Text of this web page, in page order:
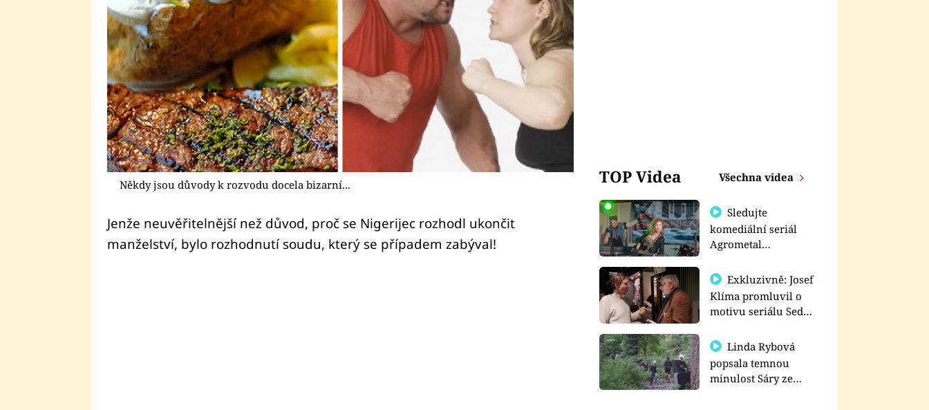
Někdy jsou důvody k rozvodu docela bizarní...
Jenže neuvěřitelnější než důvod, proč se Nigerijec rozhodl ukončit
manželství, bylo rozhodnutí soudu, který se případem zabýval!
TOP Videa Všechna videa
Sledujte
komediální seriál
Agrometal
prima+
Exkluzivně: Josef
Klíma promluvil o
motivu seriálu Sedm
Linda Rybová
popsala temnou
minulost Sáry ze